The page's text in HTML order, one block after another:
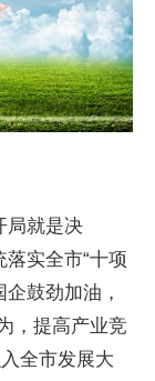
局就是决
实全市“十项
鼓劲加油，
，提高产业竞
全市发展大